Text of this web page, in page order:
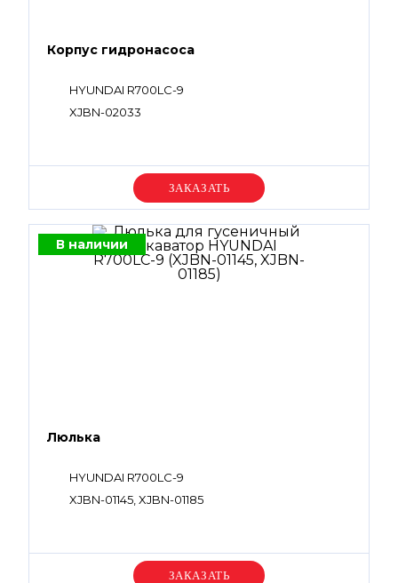
Корпус гидронасоса
HYUNDAI R700LC-9
XJBN-02033
Уточняйте цену
В наличии
Люлька
HYUNDAI R700LC-9
XJBN-01145, XJBN-01185
Уточняйте цену